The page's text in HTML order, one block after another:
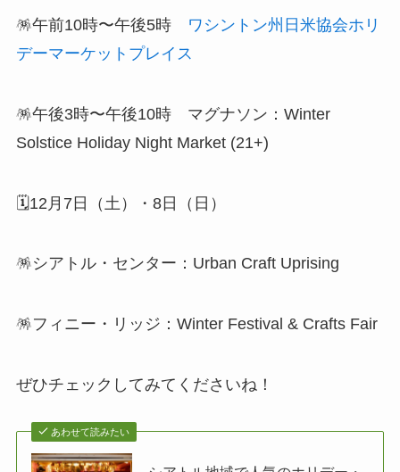
🪅午前10時〜午後5時
ワシントン州日米協会ホリ
デーマーケットプレイス
🪅午後3時〜午後10時 マグナソン：Winter
Solstice Holiday Night Market (21+)
🗓️12月7日（土）・8日（日）
🪅シアトル・センター：Urban Craft Uprising
🪅フィニー・リッジ：Winter Festival & Crafts Fair
ぜひチェックしてみてくださいね！
あわせて読みたい